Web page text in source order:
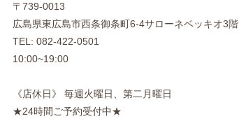
〒739-0013
広島県東広島市西条御条町6-4サローネベッキオ3階
TEL: 082-422-0501
10:00~19:00
《店休日》 毎週火曜日、第二月曜日
★24時間ご予約受付中★